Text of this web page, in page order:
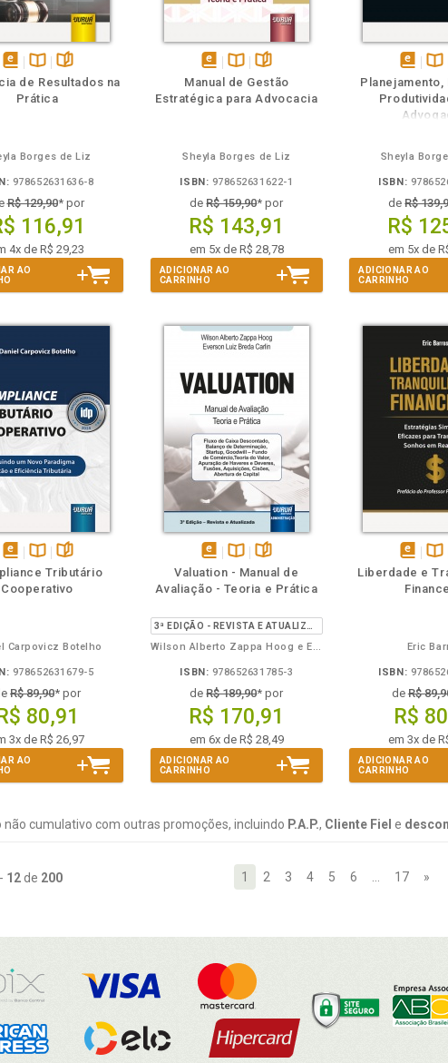
disponível
em
Disponível
na
páginas
de Resultados na
Prática
Borges de Liz
978652631636-8
R$ 129,90* por
116,91
4x de R$ 29,23
AO
disponível
em
Disponível
na
páginas
Manual de Gestão
Estratégica para Advocacia
Sheyla Borges de Liz
ISBN: 978652631622-1
deR$ 159,90* por
R$ 143,91
em 5x de R$ 28,78
ADICIONAR AO
CARRINHO
em
eBook
na
B.V.
Planejamento,
Sheyla
ISBN:
deR$
R$
em 5x de
ADICIONAR AO
CARRINHO
TambémFolheie
disponível
em
Disponível
na
páginas
Tributário
Cooperativo
Carpovicz Botelho
978652631679-5
R$ 89,90* por
R$ 80,91
3x de R$ 26,97
AO
disponível
em
Disponível
na
páginas
Valuation - Manual de
Avaliação - Teoria e Prática
Wilson Alberto Zappa Hoog e Everson Luiz Breda Carlin
ISBN: 978652631785-3
deR$ 189,90* por
R$ 170,91
em 6x de R$ 28,49
ADICIONAR AO
CARRINHO
em
na
Liberdade e
Eric
ISBN:
deR$
R$
em 3x de
ADICIONAR AO
CARRINHO
TambémFolheie
não cumulativo com outras promoções, incluindo P.A.P., Cliente Fiel e
- 12de 200 1 2 3 4 5 6 17 »